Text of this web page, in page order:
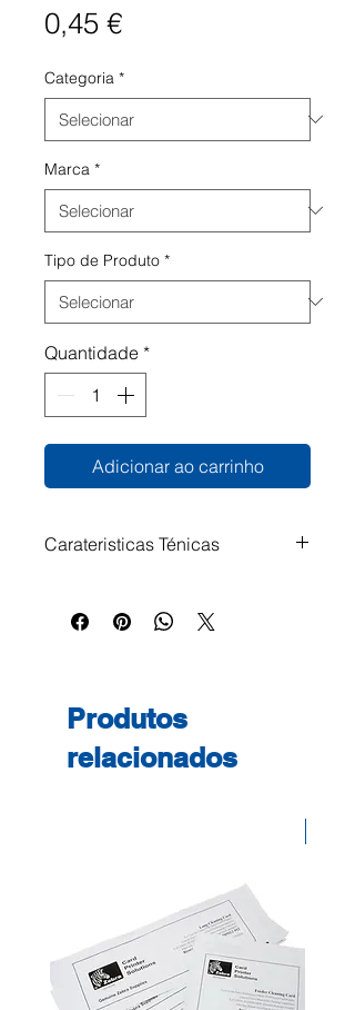
0,45 €Preço
Categoria *
Marca *
Tipo de Produto *
Quantidade *
Adicionar ao carrinho
Carateristicas Ténicas
Pasta Arquivo 200AC
Produtos
relacionados